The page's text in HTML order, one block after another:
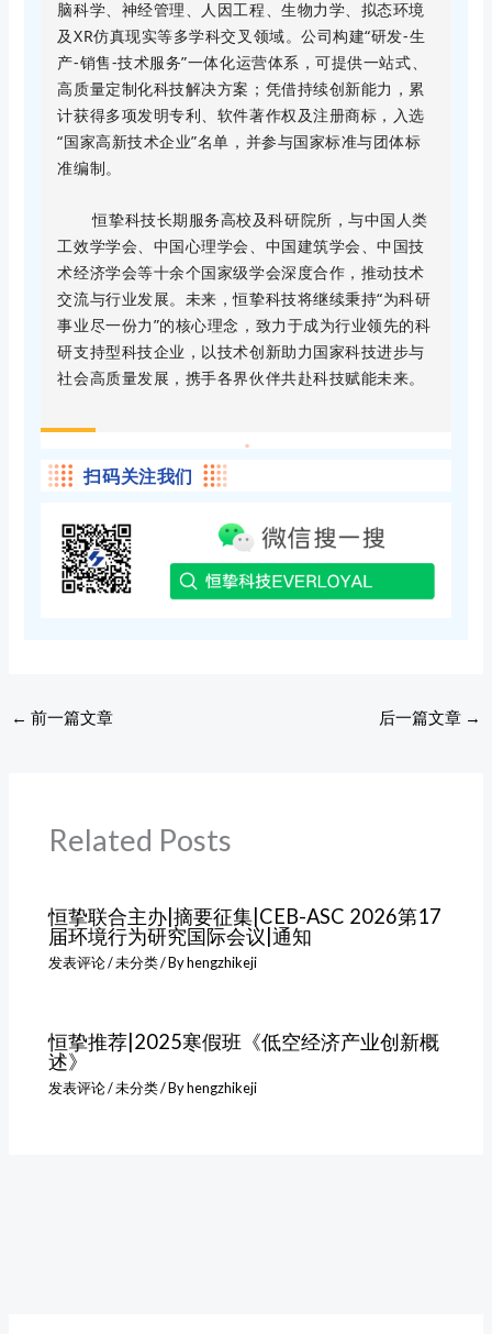
脑科学、神经管理、人因工程、生物力学、拟态环境
及XR仿真现实等多学科交叉领域。公司构建“研发-生
产-销售-技术服务”一体化运营体系，可提供一站式、
高质量定制化科技解决方案；凭借持续创新能力，累
计获得多项发明专利、软件著作权及注册商标，入选
“国家高新技术企业”名单，并参与国家标准与团体标
准编制。
恒挚科技长期服务高校及科研院所，与中国人类
工效学学会、中国心理学会、中国建筑学会、中国技
术经济学会等十余个国家级学会深度合作，推动技术
交流与行业发展。未来，恒挚科技将继续秉持“为科研
事业尽一份力”的核心理念，致力于成为行业领先的科
研支持型科技企业，以技术创新助力国家科技进步与
社会高质量发展，携手各界伙伴共赴科技赋能未来。
扫码关注我们
← 前一篇文章 后一篇文章 →
Related Posts
恒挚联合主办|摘要征集|CEB-ASC 2026第17
届环境行为研究国际会议|通知
发表评论/未分类/ Byhengzhikeji
恒挚推荐|2025寒假班《低空经济产业创新概
述》
发表评论/未分类/ Byhengzhikeji